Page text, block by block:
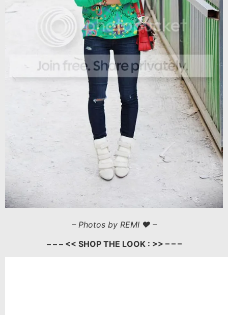
– Photos by REMI ♥ –
– – – << SHOP THE LOOK : >> – – –